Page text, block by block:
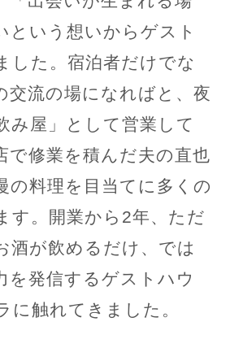
という想いからゲスト
した。宿泊者だけでな
交流の場になればと、夜
み屋」として営業して
で修業を積んだ夫の直也
の料理を目当てに多くの
す。開業から2年、ただ
酒が飲めるだけ、では
を発信するゲストハウ
に触れてきました。